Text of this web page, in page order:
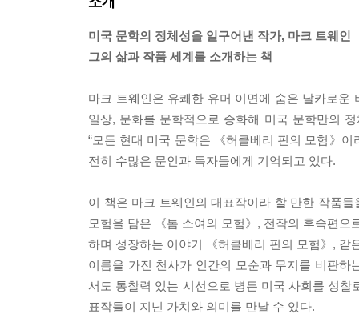
미국 문학의 정체성을 일구어낸 작가, 마크 트웨인
그의 삶과 작품 세계를 소개하는 책
마크 트웨인은 유쾌한 유머 이면에 숨은 날카로
일상, 문화를 문학적으로 승화해 미국 문학만의
“모든 현대 미국 문학은 《허클베리 핀의 모험》
전히 수많은 문인과 독자들에게 기억되고 있다.
이 책은 마크 트웨인의 대표작이라 할 만한 작품
모험을 담은 《톰 소여의 모험》, 전작의 후속편
하며 성장하는 이야기 《허클베리 핀의 모험》,
이름을 가진 천사가 인간의 모순과 무지를 비판
서도 통찰력 있는 시선으로 병든 미국 사회를 성
표작들이 지닌 가치와 의미를 만날 수 있다.